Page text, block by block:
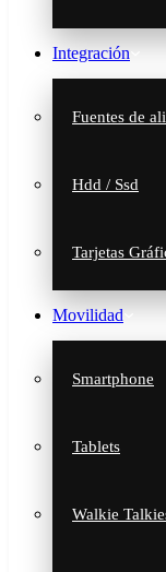
Integración
Fuentes de
Hdd / Ssd
Tarjetas
Movilidad
Smartphone
Tablets
Walkie